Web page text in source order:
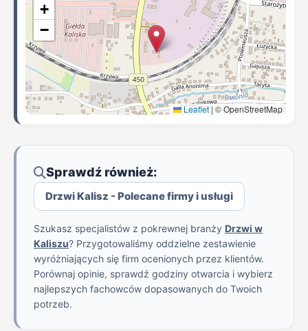
+
−
Leaflet | © OpenStreetMap
Sprawdź również:
Drzwi Kalisz - Polecane firmy i usługi
Szukasz specjalistów z pokrewnej branży Drzwi w
Kaliszu? Przygotowaliśmy oddzielne zestawienie
wyróżniających się firm ocenionych przez klientów.
Porównaj opinie, sprawdź godziny otwarcia i wybierz
najlepszych fachowców dopasowanych do Twoich
potrzeb.